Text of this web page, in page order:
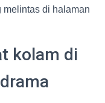
di halaman
kolam di